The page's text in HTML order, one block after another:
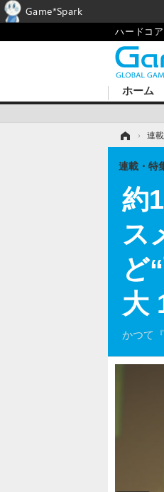
ハードコ
ホーム
› 連
約
ス
ど
大
かつて
連載・特
Game*Spark